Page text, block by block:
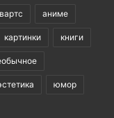
аниме
картинки книги
юмор